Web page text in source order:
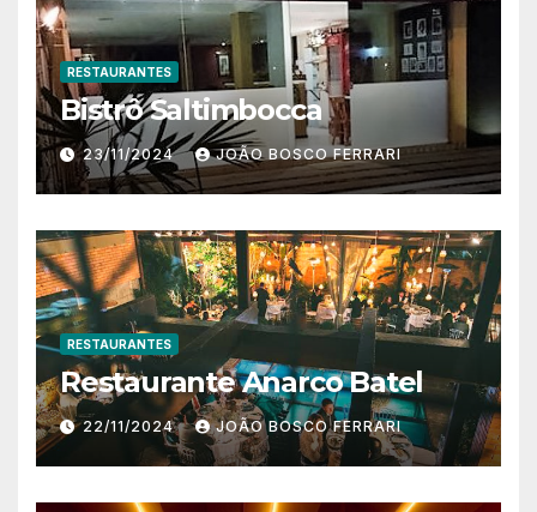
RESTAURANTES
Bistrô Saltimbocca
23/11/2024 JOÃO BOSCO FERRARI
RESTAURANTES
Restaurante Anarco Batel
22/11/2024 JOÃO BOSCO FERRARI